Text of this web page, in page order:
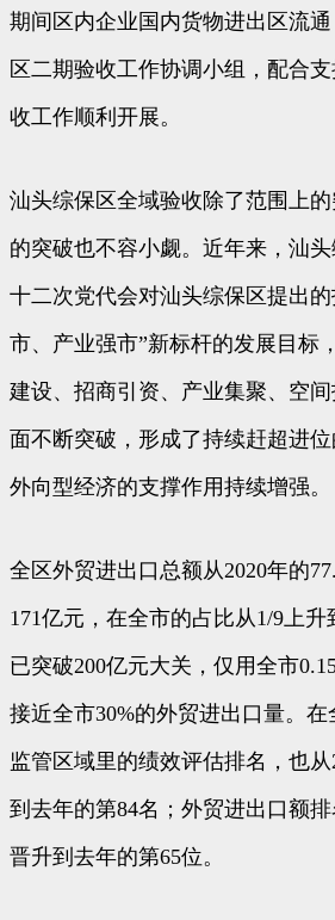
期间区内企业国内货物进出区流
区二期验收工作协调小组，配合
收工作顺利开展。
汕头综保区全域验收除了范围上
的突破也不容小觑。近年来，汕
十二次党代会对汕头综保区提出
市、产业强市”新标杆的发展目标
建设、招商引资、产业集聚、空
面不断突破，形成了持续赶超进
外向型经济的支撑作用持续增强。
全区外贸进出口总额从2020年的
171亿元，在全市的占比从1/9上
已突破200亿元大关，仅用全市
接近全市30%的外贸进出口量。在
监管区域里的绩效评估排名，也
到去年的第84名；外贸进出口额
晋升到去年的第65位。